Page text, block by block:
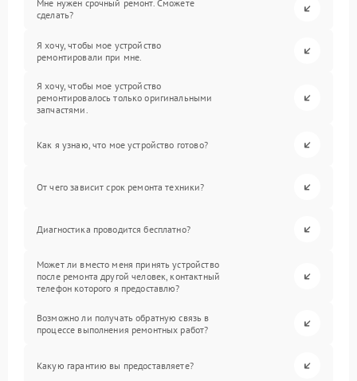
Мне нужен срочный ремонт. Сможете
сделать?
Я хочу, чтобы мое устройство
ремонтировали при мне.
Я хочу, чтобы мое устройство
ремонтировалось только оригинальными
запчастями.
Как я узнаю, что мое устройство готово?
От чего зависит срок ремонта техники?
Диагностика проводится бесплатно?
Может ли вместо меня принять устройство
после ремонта другой человек, контактный
телефон которого я предоставлю?
Возможно ли получать обратную связь в
процессе выполнения ремонтных работ?
Какую гарантию вы предоставляете?